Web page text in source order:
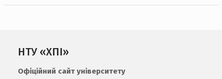
НТУ «ХПІ»
Офіційний сайт університету